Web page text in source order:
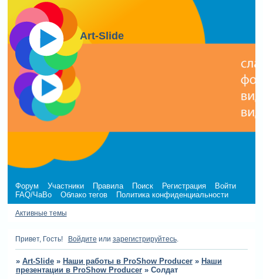
Art-Slide
Форум Участники Правила Поиск Регистрация
Войти
FAQ/ЧаВо
Облако тегов Политика конфиденциальности
Активные темы
Привет, Гость! Войдите или зарегистрируйтесь.
» Art-Slide » Наши работы в ProShow Producer » Наши
презентации в ProShow Producer » Солдат